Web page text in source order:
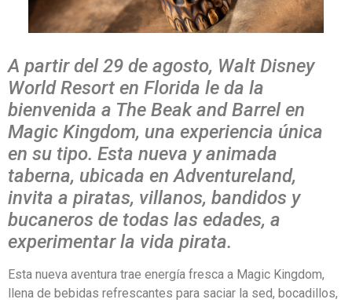
A partir del 29 de agosto, Walt Disney
World Resort en Florida le da la
bienvenida a The Beak and Barrel en
Magic Kingdom, una experiencia única
en su tipo. Esta nueva y animada
taberna, ubicada en Adventureland,
invita a piratas, villanos, bandidos y
bucaneros de todas las edades, a
experimentar la vida pirata.
Esta nueva aventura trae energía fresca a Magic Kingdom,
llena de bebidas refrescantes para saciar la sed, bocadillos,